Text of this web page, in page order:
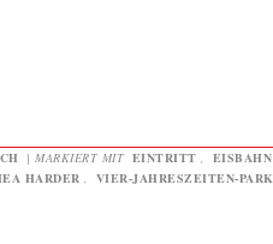
| MARKIERT MIT EINTRITT EISBAHN
HARDER VIER-JAHRESZEITEN-PARK